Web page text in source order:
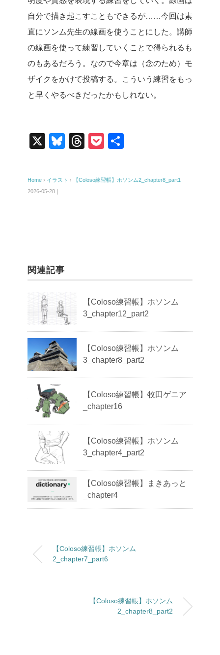
自分で描き起こすこともできるが……今回は素
直にソンム先生の線画を使うことにした。講師
の線画を使って練習していくことで得られるも
のもあるだろう。なので今章は（念のため）モ
ザイクをかけて投稿する。こういう練習をもっ
と早くやるべきだったかもしれない。
X
Bl
sk
T
P
ck
et
Home › イラスト ›
【Coloso練習帳】ホソンム2_chapter8_part1
2026-05-28｜
関連記事
【Coloso練習帳】ホソンム
3_chapter12_part2
【Coloso練習帳】ホソンム
3_chapter8_part2
【Coloso練習帳】牧田ゲニア
_chapter16
【Coloso練習帳】ホソンム
3_chapter4_part2
【Coloso練習帳】まきあっと
_chapter4
【Coloso練習帳】ホソンム
2_chapter7_part6
【Coloso練習帳】ホソンム
2_chapter8_part2